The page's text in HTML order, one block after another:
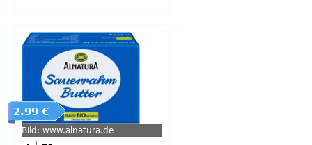
2.99 €
Bild: www.alnatura.de